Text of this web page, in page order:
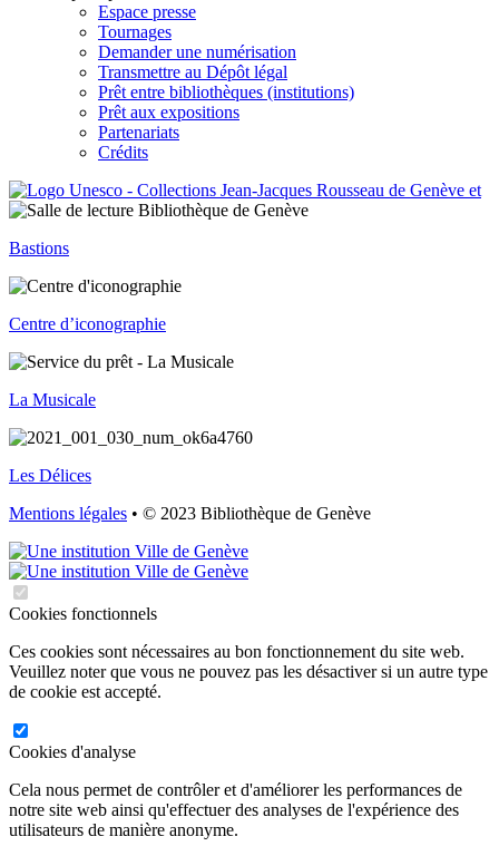
Espace presse
Tournages
Demander une numérisation
Transmettre au Dépôt légal
Prêt entre bibliothèques (institutions)
Prêt aux expositions
Partenariats
Crédits
Bastions
Centre d’iconographie
La Musicale
Les Délices
Mentions légales • © 2023 Bibliothèque de Genève
Cookies fonctionnels
Ces cookies sont nécessaires au bon fonctionnement du site web.
Veuillez noter que vous ne pouvez pas les désactiver si un autre type
de cookie est accepté.
Cookies d'analyse
Cela nous permet de contrôler et d'améliorer les performances de
notre site web ainsi qu'effectuer des analyses de l'expérience des
utilisateurs de manière anonyme.